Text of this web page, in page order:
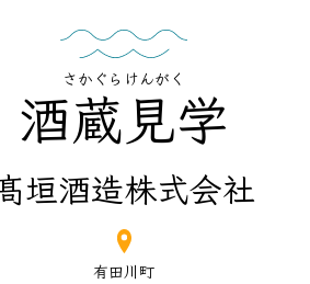
さかぐらけんがく
酒蔵見学
垣酒造株式会社
有田川町